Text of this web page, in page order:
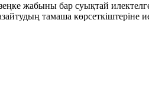
жабыны бар суықтай
тамаша көрсеткіштеріне